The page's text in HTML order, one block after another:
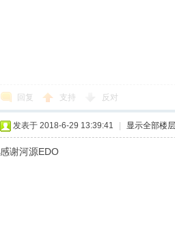
回复 支持 反对
发表于 2018-6-29 13:39:41 显示全部楼层
感谢河源EDO